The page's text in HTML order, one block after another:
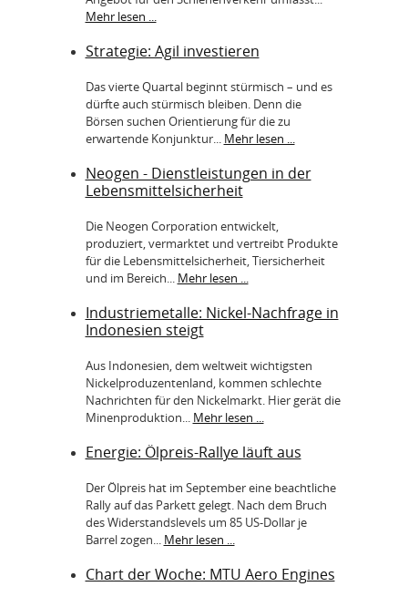
Mehr lesen ...
Strategie: Agil investieren
Das vierte Quartal beginnt stürmisch – und es
dürfte auch stürmisch bleiben. Denn die
Börsen suchen Orientierung für die zu
erwartende Konjunktur... Mehr lesen ...
Neogen - Dienstleistungen in der
Lebensmittelsicherheit
Die Neogen Corporation entwickelt,
produziert, vermarktet und vertreibt Produkte
für die Lebensmittelsicherheit, Tiersicherheit
und im Bereich... Mehr lesen ...
Industriemetalle: Nickel-Nachfrage in
Indonesien steigt
Aus Indonesien, dem weltweit wichtigsten
Nickelproduzentenland, kommen schlechte
Nachrichten für den Nickelmarkt. Hier gerät die
Minenproduktion... Mehr lesen ...
Energie: Ölpreis-Rallye läuft aus
Der Ölpreis hat im September eine beachtliche
Rally auf das Parkett gelegt. Nach dem Bruch
des Widerstandslevels um 85 US-Dollar je
Barrel zogen... Mehr lesen ...
Chart der Woche: MTU Aero Engines